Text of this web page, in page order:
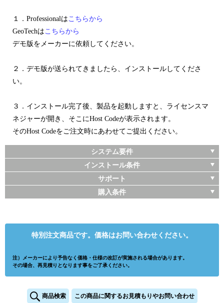
１．Professionalはこちらから
GeoTechはこちらから
デモ版をメーカーに依頼してください。
２．デモ版が送られてきましたら、インストールしてくださ
い。
３．インストール完了後、製品を起動しますと、ライセンスマ
ネジャーが開き、そこにHost Codeが表示されます。
そのHost Codeをご注文時にあわせてご提出ください。
システム要件
インストール条件
サポート
購入条件
特別注文商品です。価格はお問い合わせください。
注）メーカーにより予告なく価格・仕様の改訂が実施される場合があります。
その場合、再見積りとなります事をご了承ください。
商品検索 この商品に関するお見積もりやお問い合わせ